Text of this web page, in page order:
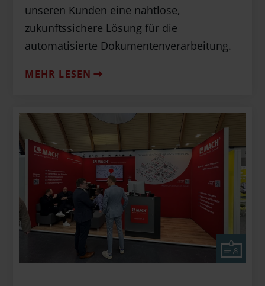
unseren Kunden eine nahtlose,
zukunftssichere Lösung für die
automatisierte Dokumentenverarbeitung.
MEHR LESEN